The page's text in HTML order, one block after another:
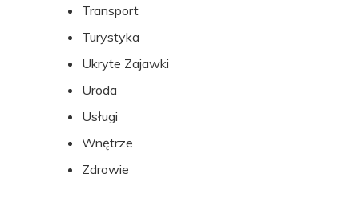
Transport
Turystyka
Ukryte Zajawki
Uroda
Usługi
Wnętrze
Zdrowie